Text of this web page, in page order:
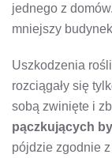
jednego z
mniejszy
Uszkodzenia
rozciągały się
sobą zwinięte i
pączkujących
pójdzie zgodnie